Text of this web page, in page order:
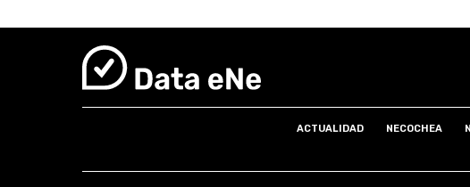
ACTUALIDAD NECOCHEA